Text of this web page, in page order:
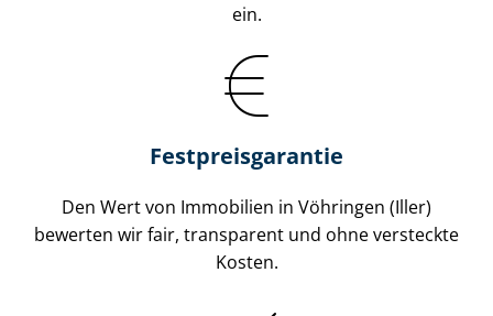
ein.
Festpreis​garantie
Den Wert von Immobilien in Vöhringen (Iller)
bewerten wir fair, transparent und ohne versteckte
Kosten.